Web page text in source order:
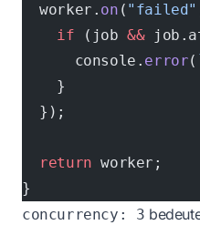
  worker.
on ( "failed"
    if
(job &&
      console.
error(
    }
  });
  return
worker;
}
concurrency: 3